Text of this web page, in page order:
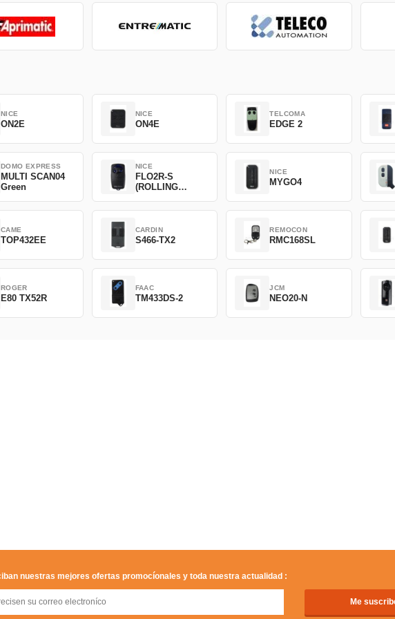
NICE
ON2E
NICE
ON4E
TELCOMA
EDGE 2
DOMO EXPRESS
MULTI SCAN04
Green
NICE
FLO2R-S
(ROLLING
NICE
MYGO4
CAME
TOP432EE
CARDIN
S466-TX2
REMOCON
RMC168SL
ROGER
E80 TX52R
FAAC
TM433DS-2
JCM
NEO20-N
nuestras mejores ofertas promocíonales y toda nuestra actualidad :